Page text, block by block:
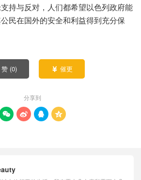
持与反对，人们都希望以色列政府能
民在国外的安全和利益得到充分保
赞 (0)  催更
分享到
   